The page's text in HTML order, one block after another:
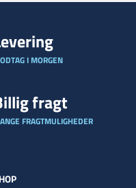
I MORGEN
fragt
FRAGTMULIGHEDER